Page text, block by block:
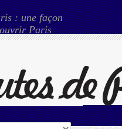
: une façon
Paris